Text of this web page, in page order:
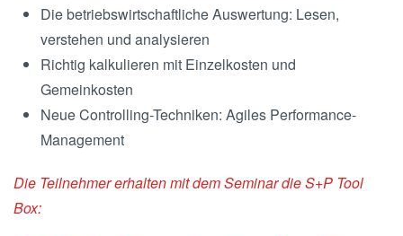
Die betriebswirtschaftliche Auswertung: Lesen,
verstehen und analysieren
Richtig kalkulieren mit Einzelkosten und
Gemeinkosten
Neue Controlling-Techniken: Agiles Performance-
Management
Die Teilnehmer erhalten mit dem Seminar die S+P Tool
Box: